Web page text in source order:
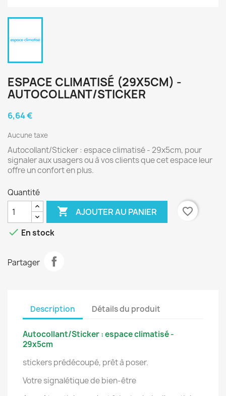
ESPACE CLIMATISÉ (29X5CM) -
AUTOCOLLANT/STICKER
6,64 €
Aucune taxe
Autocollant/Sticker : espace climatisé - 29x5cm, pour
signaler aux usagers ou à vos clients que cet espace leur
offre un confort en plus.
Quantité
 AJOUTER AU PANIER
favorite_border
 En stock
Partager
Description Détails du produit
Autocollant/Sticker : espace climatisé -
29x5cm
stickers prédécoupé, prêt à poser.
Votre signalétique de bien-être